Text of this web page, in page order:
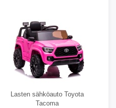
Lasten sähköauto Toyota
Tacoma